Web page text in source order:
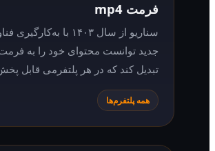
سناریو از سال ۱۴۰۳ با به‌کارگیری فناوری
جدید توانست محتوای خود را به فرمت mp4
تبدیل کند که در هر پلتفرمی قابل پخش است.
همه پلتفرم‌ها